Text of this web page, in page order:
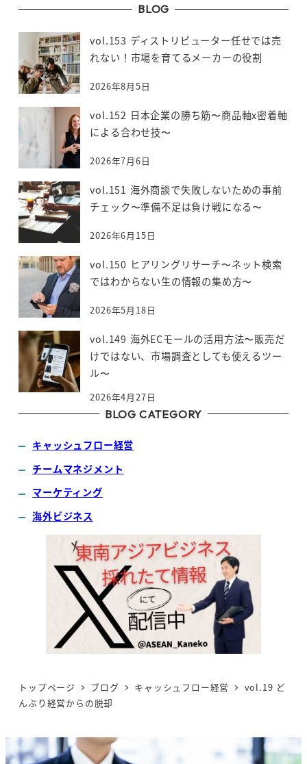
BLOG
vol.153 ディストリビューター任せでは売
れない！市場を育てるメーカーの役割
2026年8月5日
vol.152 日本企業の勝ち筋〜商品軸x密着軸
による合わせ技〜
2026年7月6日
vol.151 海外商談で失敗しないための事前
チェック〜準備不足は負け戦になる〜
2026年6月15日
vol.150 ヒアリングリサーチ〜ネット検索
ではわからない生の情報の集め方〜
2026年5月18日
vol.149 海外ECモールの活用方法〜販売だ
けではない、市場調査としても使えるツー
ル〜
2026年4月27日
BLOG CATEGORY
キャッシュフロー経営
チームマネジメント
マーケティング
海外ビジネス
トップページ ブログ キャッシュフロー経営
vol.19 ど
んぶり経営からの脱却